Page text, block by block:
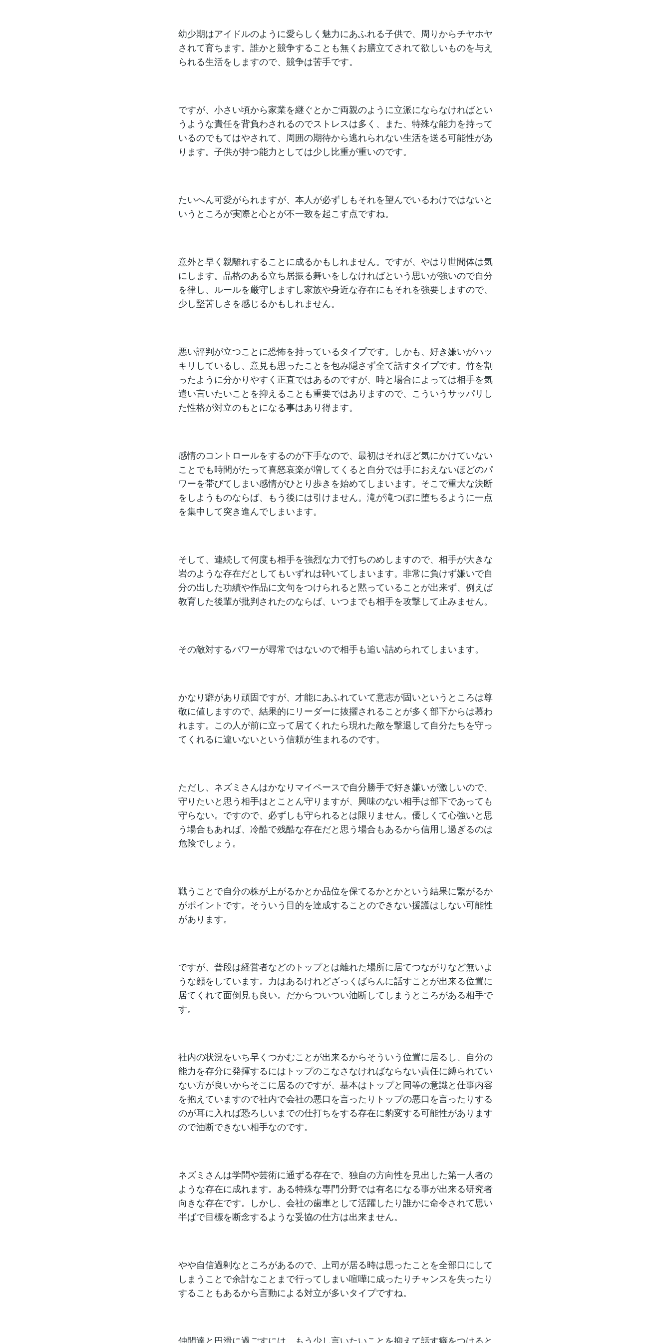
幼少期はアイドルのように愛らしく魅力にあふれる子供で、周りからチヤホヤ
されて育ちます。誰かと競争することも無くお膳立てされて欲しいものを与え
られる生活をしますので、競争は苦手です。
ですが、小さい頃から家業を継ぐとかご両親のように立派にならなければとい
うような責任を背負わされるのでストレスは多く、また、特殊な能力を持って
いるのでもてはやされて、周囲の期待から逃れられない生活を送る可能性があ
ります。子供が持つ能力としては少し比重が重いのです。
たいへん可愛がられますが、本人が必ずしもそれを望んでいるわけではないと
いうところが実際と心とが不一致を起こす点ですね。
意外と早く親離れすることに成るかもしれません。ですが、やはり世間体は気
にします。品格のある立ち居振る舞いをしなければという思いが強いので自分
を律し、ルールを厳守しますし家族や身近な存在にもそれを強要しますので、
少し堅苦しさを感じるかもしれません。
悪い評判が立つことに恐怖を持っているタイプです。しかも、好き嫌いがハッ
キリしているし、意見も思ったことを包み隠さず全て話すタイプです。竹を割
ったように分かりやすく正直ではあるのですが、時と場合によっては相手を気
遣い言いたいことを抑えることも重要ではありますので、こういうサッパリし
た性格が対立のもとになる事はあり得ます。
感情のコントロールをするのが下手なので、最初はそれほど気にかけていない
ことでも時間がたって喜怒哀楽が増してくると自分では手におえないほどのパ
ワーを帯びてしまい感情がひとり歩きを始めてしまいます。そこで重大な決断
をしようものならば、もう後には引けません。滝が滝つぼに堕ちるように一点
を集中して突き進んでしまいます。
そして、連続して何度も相手を強烈な力で打ちのめしますので、相手が大きな
岩のような存在だとしてもいずれは砕いてしまいます。非常に負けず嫌いで自
分の出した功績や作品に文句をつけられると黙っていることが出来ず、例えば
教育した後輩が批判されたのならば、いつまでも相手を攻撃して止みません。
その敵対するパワーが尋常ではないので相手も追い詰められてしまいます。
かなり癖があり頑固ですが、才能にあふれていて意志が固いというところは尊
敬に値しますので、結果的にリーダーに抜擢されることが多く部下からは慕わ
れます。この人が前に立って居てくれたら現れた敵を撃退して自分たちを守っ
てくれるに違いないという信頼が生まれるのです。
ただし、ネズミさんはかなりマイペースで自分勝手で好き嫌いが激しいので、
守りたいと思う相手はとことん守りますが、興味のない相手は部下であっても
守らない。ですので、必ずしも守られるとは限りません。優しくて心強いと思
う場合もあれば、冷酷で残酷な存在だと思う場合もあるから信用し過ぎるのは
危険でしょう。
戦うことで自分の株が上がるかとか品位を保てるかとかという結果に繋がるか
がポイントです。そういう目的を達成することのできない援護はしない可能性
があります。
ですが、普段は経営者などのトップとは離れた場所に居てつながりなど無いよ
うな顔をしています。力はあるけれどざっくばらんに話すことが出来る位置に
居てくれて面倒見も良い。だからついつい油断してしまうところがある相手で
す。
社内の状況をいち早くつかむことが出来るからそういう位置に居るし、自分の
能力を存分に発揮するにはトップのこなさなければならない責任に縛られてい
ない方が良いからそこに居るのですが、基本はトップと同等の意識と仕事内容
を抱えていますので社内で会社の悪口を言ったりトップの悪口を言ったりする
のが耳に入れば恐ろしいまでの仕打ちをする存在に豹変する可能性があります
ので油断できない相手なのです。
ネズミさんは学問や芸術に通ずる存在で、独自の方向性を見出した第一人者の
ような存在に成れます。ある特殊な専門分野では有名になる事が出来る研究者
向きな存在です。しかし、会社の歯車として活躍したり誰かに命令されて思い
半ばで目標を断念するような妥協の仕方は出来ません。
やや自信過剰なところがあるので、上司が居る時は思ったことを全部口にして
しまうことで余計なことまで行ってしまい喧嘩に成ったりチャンスを失ったり
することもあるから言動による対立が多いタイプですね。
仲間達と円滑に過ごすには、もう少し言いたいことを抑えて話す癖をつけると